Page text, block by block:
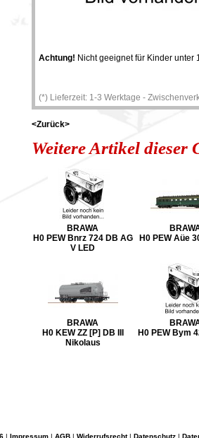
Achtung! Nicht geeignet für Kinder unter
(*) Lieferzeit: 1-3 Werktage -
<Zurück>
Weitere Artikel dieser
BRAWA
H0 PEW Bnrz 724 DB AG
V LED
H0 PEW Aüe
BRAWA
H0 KEW ZZ [P] DB III
Nikolaus
H0 PEW Bym
| Impressum| AGB| Widerrufsrecht| Datenschutz|